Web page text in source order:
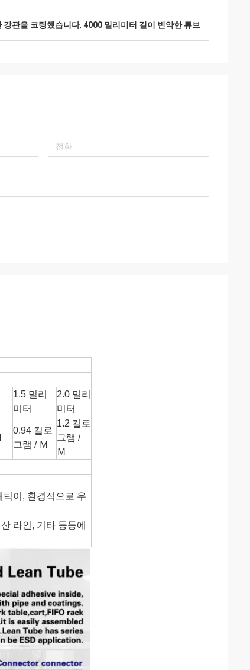
강관을 코팅했습니다, 4000 밀리미터 길이 빈약한 튜브
1.5 밀리
미터
2.0 밀리
미터
0.94 킬로
그램 / Ｍ
1.2 킬로
그램 /
Ｍ
틱이, 환경적으로 우
라인, 기타 등등에